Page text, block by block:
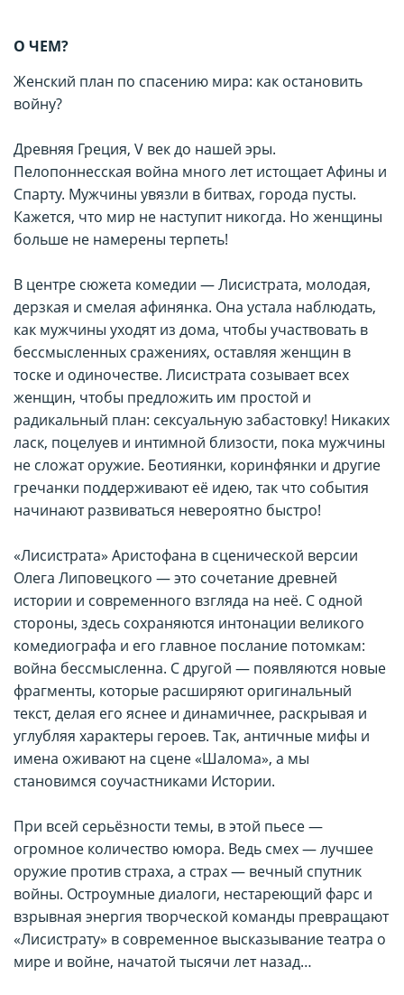
О ЧЕМ?
Женский план по спасению мира: как остановить
войну?
Древняя Греция, V век до нашей эры.
Пелопоннесская война много лет истощает Афины и
Спарту. Мужчины увязли в битвах, города пусты.
Кажется, что мир не наступит никогда. Но женщины
больше не намерены терпеть!
В центре сюжета комедии — Лисистрата, молодая,
дерзкая и смелая афинянка. Она устала наблюдать,
как мужчины уходят из дома, чтобы участвовать в
бессмысленных сражениях, оставляя женщин в
тоске и одиночестве. Лисистрата созывает всех
женщин, чтобы предложить им простой и
радикальный план: сексуальную забастовку! Никаких
ласк, поцелуев и интимной близости, пока мужчины
не сложат оружие. Беотиянки, коринфянки и другие
гречанки поддерживают её идею, так что события
начинают развиваться невероятно быстро!
«Лисистрата» Аристофана в сценической версии
Олега Липовецкого — это сочетание древней
истории и современного взгляда на неё. С одной
стороны, здесь сохраняются интонации великого
комедиографа и его главное послание потомкам:
война бессмысленна. С другой — появляются новые
фрагменты, которые расширяют оригинальный
текст, делая его яснее и динамичнее, раскрывая и
углубляя характеры героев. Так, античные мифы и
имена оживают на сцене «Шалома», а мы
становимся соучастниками Истории.
При всей серьёзности темы, в этой пьесе —
огромное количество юмора. Ведь смех — лучшее
оружие против страха, а страх — вечный спутник
войны. Остроумные диалоги, нестареющий фарс и
взрывная энергия творческой команды превращают
«Лисистрату» в современное высказывание театра о
мире и войне, начатой тысячи лет назад…